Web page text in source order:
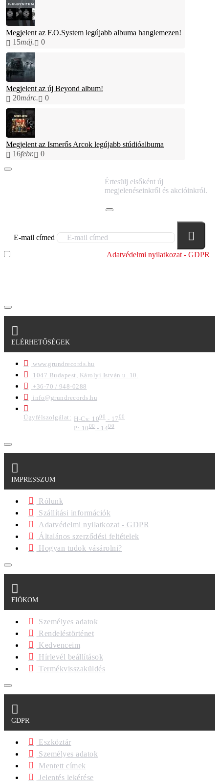
Megjelent az F.O.System legújabb albuma hanglemezen!
15máj. 0
Megjelent az új Beyond album!
20márc. 0
Megjelent az Ismerős Arcok legújabb stúdióalbuma
16febr. 0
Értesülj elsőként új
megjelenéseinkről és akcióinkról.
E-mail címed
Adatvédelmi nyilatkozat - GDPR
ELÉRHETŐSÉGEK
www.grundrecords.hu
1047 Budapest, Károlyi István u. 10.
+36-70 / 948-0288
info@grundrecords.hu
Ügyfélszolgálat: H-Cs: 1000 - 1700
P: 1000- 1400
IMPRESSZUM
Rólunk
Szállítási információk
Adatvédelmi nyilatkozat - GDPR
Általános szerződési feltételek
Hogyan tudok vásárolni?
FIÓKOM
Személyes adatok
Rendeléstörténet
Kedvenceim
Hírlevél beállítások
Termékvisszaküldés
GDPR
Eszköztár
Személyes adatok
Mentett címek
Jelentés lekérése